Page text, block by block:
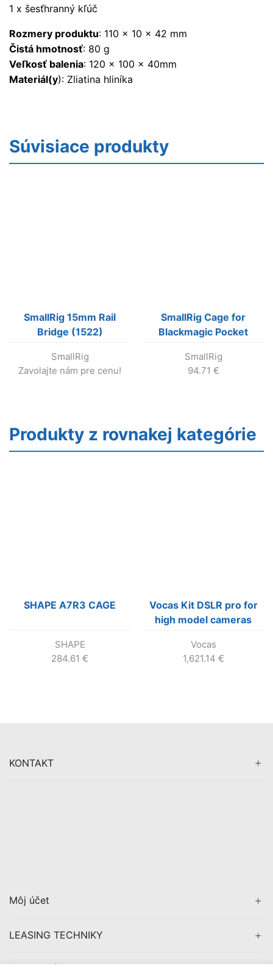
1 x šesťhranný kľúč
Rozmery produktu: 110 x 10 x 42 mm
Čistá hmotnosť: 80 g
Veľkosť balenia: 120 x 100 x 40mm
Materiál(y): Zliatina hliníka
Súvisiace produkty
SmallRig 15mm Rail
Bridge (1522)
mm rúrky, už sa
nevyrába !!!
SmallRig
Zavolajte nám pre cenu!
SmallRig Cage for
Blackmagic Pocket
SmallRig
94.71 €
Produkty z rovnakej kategórie
SHAPE A7R3 CAGE
SHAPE
284.61 €
Vocas Kit DSLR pro for
high model cameras
Vocas
1,621.14 €
KONTAKT
Môj účet
LEASING TECHNIKY